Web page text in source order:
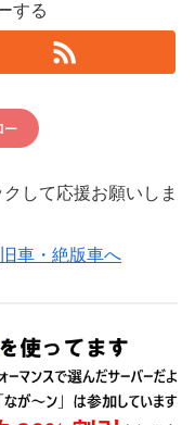
する
して応援お願いしま